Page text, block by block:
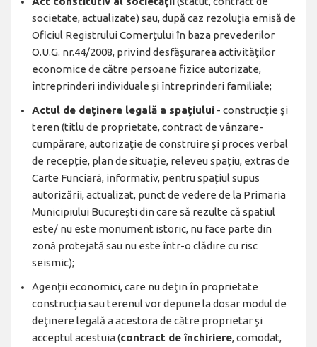
societate, actualizate) sau, după caz rezoluţia emisă de
Oficiul Registrului Comerţului în baza prevederilor
O.U.G. nr.44/2008, privind desfăşurarea activităţilor
economice de către persoane fizice autorizate,
întreprinderi individuale şi întreprinderi familiale;
Actul de deţinere legală a spaţiului - construcţie şi
teren (titlu de proprietate, contract de vânzare-
cumpărare, autorizaţie de construire şi proces verbal
de recepție, plan de situaţie, releveu spațiu, extras de
Carte Funciară, informativ, pentru spațiul supus
autorizării, actualizat, punct de vedere de la Primaria
Municipiului București din care să rezulte că spatiul
este/ nu este monument istoric, nu face parte din
zonă protejată sau nu este într-o clădire cu risc
seismic);
Agenții economici, care nu deţin în proprietate
construcția sau terenul vor depune la dosar modul de
deţinere legală a acestora de către proprietar și
acceptul acestuia (contract de închiriere, comodat,